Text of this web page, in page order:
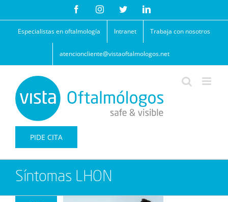
contenido
FacebookInstagramTwitterLinkedIn
Especialistas en oftalmología Intranet Trabaja con nosotros
atencioncliente@vistaoftalmologos.net
PIDE CITA
Síntomas LHON